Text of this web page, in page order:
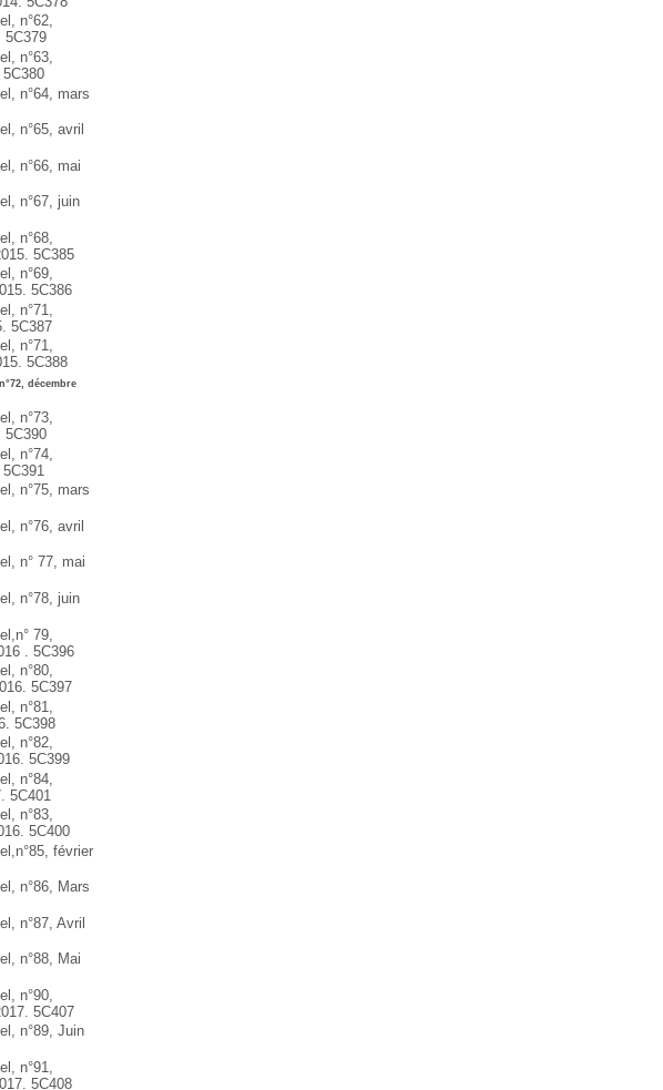
n°62,
5C379
n°63,
n°64, mars
n°65, avril
n°66, mai
n°67, juin
n°68,
5C385
n°69,
5C386
n°71,
5C387
n°71,
5C388
décembre
n°73,
5C390
n°74,
n°75, mars
n°76, avril
n° 77, mai
n°78, juin
79,
. 5C396
n°80,
5C397
n°81,
5C398
n°82,
5C399
n°84,
5C401
n°83,
5C400
février
n°86, Mars
n°87, Avril
n°88, Mai
n°90,
5C407
n°89, Juin
n°91,
5C408